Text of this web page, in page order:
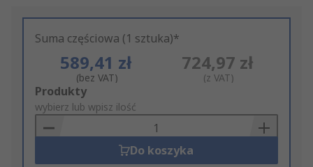
Suma częściowa (1 sztuka)*
589,41 zł
(bez VAT)
724,97 zł
(z VAT)
Add
to
Basket
Produkty
wybierz lub wpisz ilość
Do koszyka